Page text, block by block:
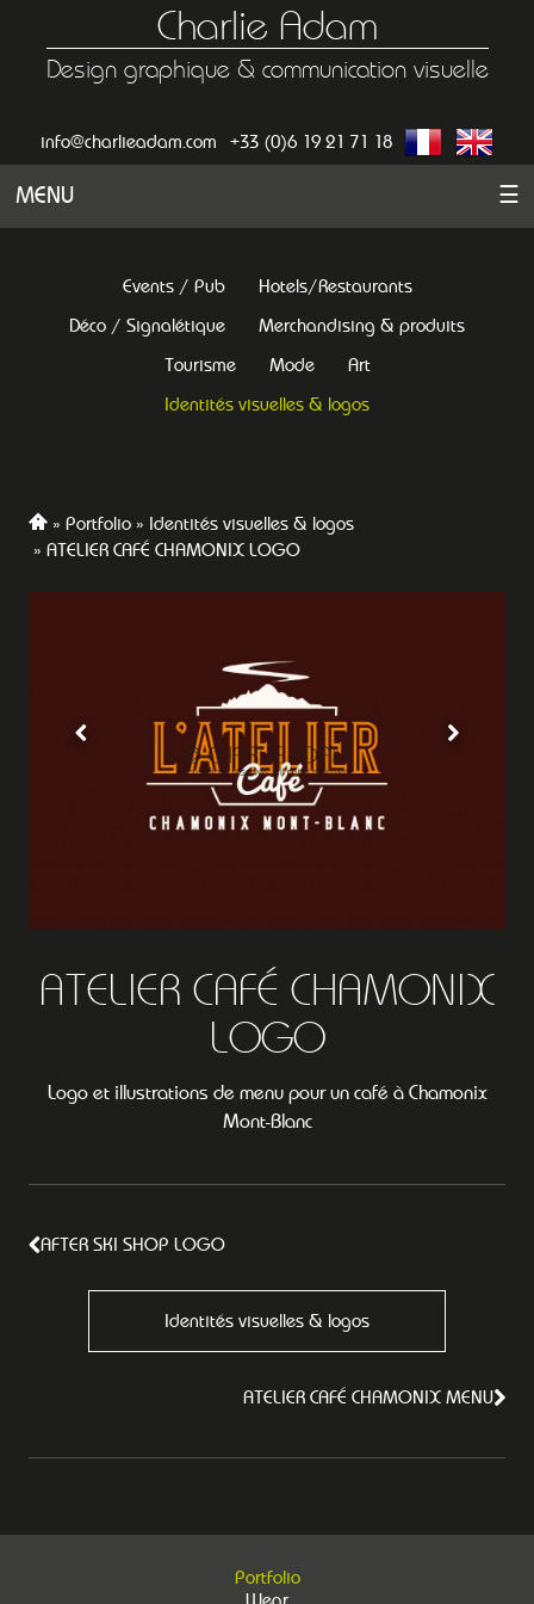
Charlie Adam
Design graphique & communication visuelle
info@charlieadam.com +33 (0)6 19 21 71 18
MENU ☰
Events / Pub
Hotels/Restaurants
Déco / Signalétique
Merchandising & produits
Tourisme
Mode
Art
Identités visuelles & logos
Portfolio
Identités visuelles & logos
ATELIER CAFÉ CHAMONIX LOGO
ATELIER CAFÉ CHAMONIX
LOGO
Logo et illustrations de menu pour un café à Chamonix
Mont-Blanc
AFTER SKI SHOP LOGO
Identités visuelles & logos
ATELIER CAFÉ CHAMONIX MENU
Portfolio